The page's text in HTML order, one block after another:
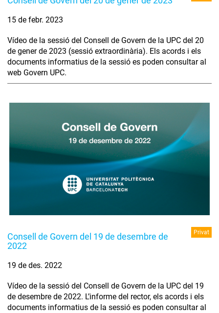
15 de febr. 2023
Vídeo de la sessió del Consell de Govern de la UPC del 20
de gener de 2023 (sessió extraordinària). Els acords i els
documents informatius de la sessió es poden consultar al
web Govern UPC.
Consell de Govern del 19 de desembre de
2022
Privat
19 de des. 2022
Vídeo de la sessió del Consell de Govern de la UPC del 19
de desembre de 2022. L’informe del rector, els acords i els
documents informatius de la sessió es poden consultar al